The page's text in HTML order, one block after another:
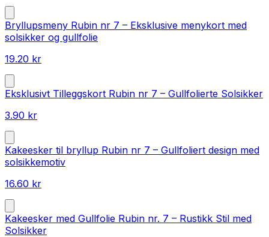
Bryllupsmeny Rubin nr 7 – Eksklusive menykort med
solsikker og gullfolie
19.20 kr
Eksklusivt Tilleggskort Rubin nr 7 – Gullfolierte Solsikker
3.90 kr
Kakeesker til bryllup Rubin nr 7 – Gullfoliert design med
solsikkemotiv
16.60 kr
Kakeesker med Gullfolie Rubin nr. 7 – Rustikk Stil med
Solsikker